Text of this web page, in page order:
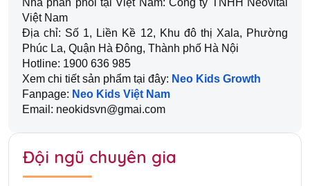
Nhà phân phối tại Việt Nam: Công ty TNHH Neovital
Việt Nam
Địa chỉ: Số 1, Liền Kề 12, Khu đô thị Xala, Phường
Phúc La, Quận Hà Đông, Thành phố Hà Nội
Hotline: 1900 636 985
Xem chi tiết sản phẩm tại đây: Neo Kids Growth
Fanpage: Neo Kids Việt Nam
Email: neokidsvn@gmai.com
Đội ngũ chuyên gia